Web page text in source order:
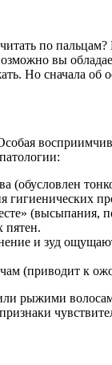
по
вы
Но сначала об
(обусловлен
гигиенических
(высыпания,
пятен.
и зуд
(приводит к
рыжими